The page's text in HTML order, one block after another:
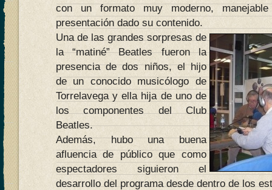
con un formato muy moderno,
presentación dado su contenido.
Una de las grandes sorpresas de
la “matiné” Beatles fueron la
presencia de dos niños, el hijo
de un conocido musicólogo de
Torrelavega y ella hija de uno de
los componentes del Club
Beatles.
Además, hubo una buena
afluencia de público que como
espectadores siguieron el
desarrollo del programa desde dentro de los